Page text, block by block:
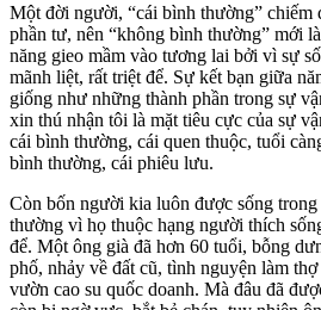
Một đời người, “cái bình thường” chiếm
phần tư, nên “không bình thường” mới
năng gieo mầm vào tương lai bởi vì sự
mãnh liệt, rất triệt để. Sự kết bạn giữa
giống như những thành phần trong sự
xin thú nhận tôi là mặt tiêu cực của sự
cái bình thường, cái quen thuộc, tuổi
bình thường, cái phiêu lưu.
Còn bốn người kia luôn được sống
thường vì họ thuộc hạng người thích
để. Một ông già đã hơn 60 tuổi, bỗng
phố, nhảy về đất cũ, tình nguyện làm
vườn cao su quốc doanh. Mà đâu đã